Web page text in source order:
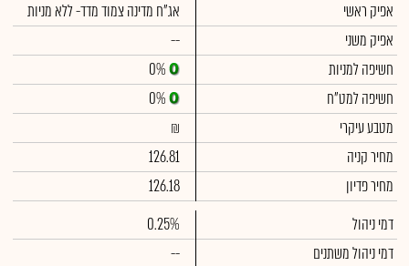
אפיק ראשי
אג"ח מדינה צמוד מדד- ללא מניות
אפיק משני
--
חשיפה למניות
0%
חשיפה למט"ח
0%
מטבע עיקרי
₪
מחיר קניה
126.81
מחיר פדיון
126.18
דמי ניהול
0.25%
דמי ניהול משתנים
--